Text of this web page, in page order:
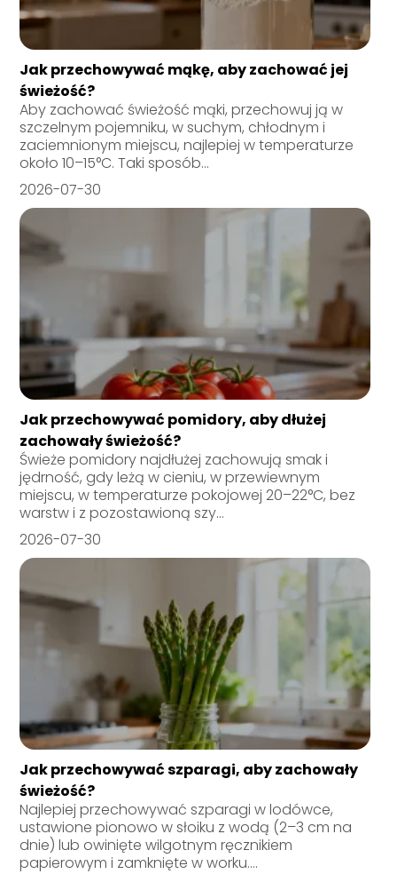
Jak przechowywać mąkę, aby zachować jej
świeżość?
Aby zachować świeżość mąki, przechowuj ją w
szczelnym pojemniku, w suchym, chłodnym i
zaciemnionym miejscu, najlepiej w temperaturze
około 10–15°C. Taki sposób...
2026-07-30
Jak przechowywać pomidory, aby dłużej
zachowały świeżość?
Świeże pomidory najdłużej zachowują smak i
jędrność, gdy leżą w cieniu, w przewiewnym
miejscu, w temperaturze pokojowej 20–22°C, bez
warstw i z pozostawioną szy...
2026-07-30
Jak przechowywać szparagi, aby zachowały
świeżość?
Najlepiej przechowywać szparagi w lodówce,
ustawione pionowo w słoiku z wodą (2–3 cm na
dnie) lub owinięte wilgotnym ręcznikiem
papierowym i zamknięte w worku....